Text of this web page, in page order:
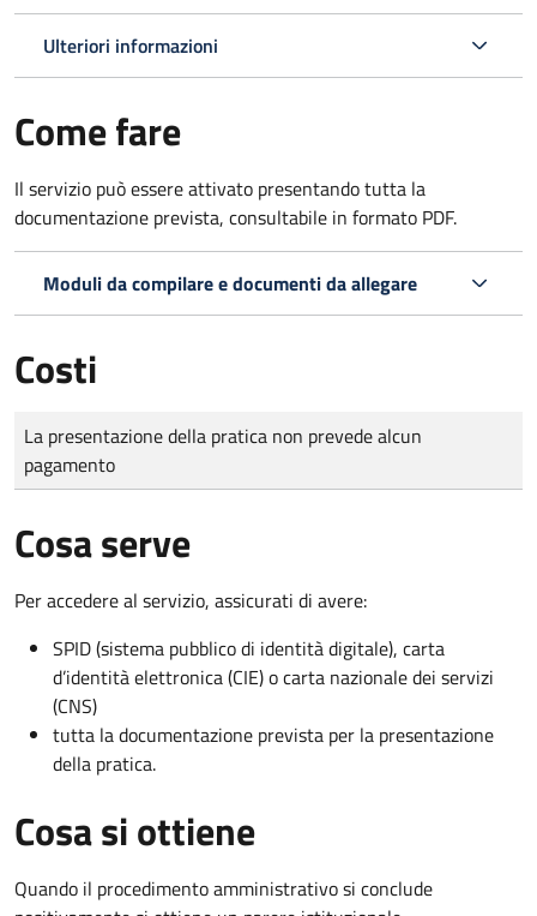
Ulteriori informazioni
Come fare
Il servizio può essere attivato presentando tutta la
documentazione prevista, consultabile in formato PDF.
Moduli da compilare e documenti da allegare
Costi
Tipo di pagamento
Importo
La presentazione della pratica non prevede alcun
pagamento
Cosa serve
Per accedere al servizio, assicurati di avere:
SPID (sistema pubblico di identità digitale), carta
d’identità elettronica (CIE) o carta nazionale dei servizi
(CNS)
tutta la documentazione prevista per la presentazione
della pratica.
Cosa si ottiene
Quando il procedimento amministrativo si conclude